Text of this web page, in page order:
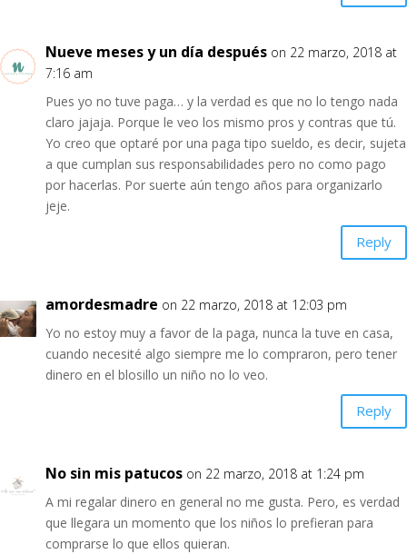
Nueve meses y un día después on 22 marzo, 2018 at
7:16 am
Pues yo no tuve paga… y la verdad es que no lo tengo nada
claro jajaja. Porque le veo los mismo pros y contras que tú.
Yo creo que optaré por una paga tipo sueldo, es decir, sujeta
a que cumplan sus responsabilidades pero no como pago
por hacerlas. Por suerte aún tengo años para organizarlo
jeje.
Reply
amordesmadre on 22 marzo, 2018 at 12:03 pm
Yo no estoy muy a favor de la paga, nunca la tuve en casa,
cuando necesité algo siempre me lo compraron, pero tener
dinero en el blosillo un niño no lo veo.
Reply
No sin mis patucos on 22 marzo, 2018 at 1:24 pm
A mi regalar dinero en general no me gusta. Pero, es verdad
que llegara un momento que los niños lo prefieran para
comprarse lo que ellos quieran.